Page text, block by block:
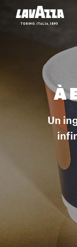
À
Un